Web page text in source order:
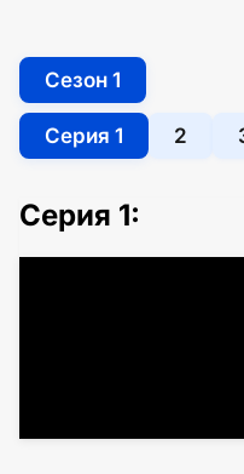
Сезон 1
Серия 1 2
Серия 1: